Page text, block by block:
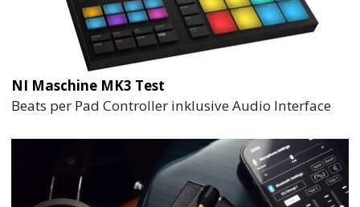
NI Maschine MK3 Test
Beats per Pad Controller inklusive Audio Interface